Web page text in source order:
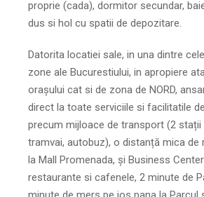
proprie (cada), dormitor secundar,
dus si hol cu spatii de depozitare.
Datorita locatiei sale, in una dintre
zone ale Bucurestiului, in apropiere
orașului cat si de zona de NORD,
direct la toate serviciile si facilitatile
precum mijloace de transport (2 stații
tramvai, autobuz), o distanță mica de
la Mall Promenada, și Business
restaurante si cafenele, 2 minute de